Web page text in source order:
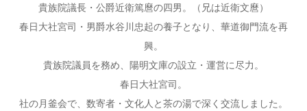
貴族院議長・公爵近衛篤麿の四男。（兄は近衛文麿）
春日大社宮司・男爵水谷川忠起の養子となり、華道御門流を再
興。
貴族院議員を務め、陽明文庫の設立・運営に尽力。
春日大社宮司。
社の月釜会で、数寄者・文化人と茶の湯で深く交流しました。